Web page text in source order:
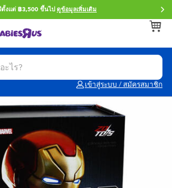
ตั้งแต่ ฿3,500 ขึ้นไป ดูข้อมูลเพิ่มเติม
เข้าสู่ระบบ / สมัครสมาชิก
และการสวมบทบาทเป็นฮีโร่
ตอร์ และรถขาไถ
ถบรรทุกของเล่น, รถไฟของเล่น
บ
สตอรี่
ซูเปอร์ มาริโอ้